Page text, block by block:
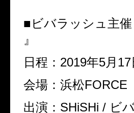
■ビバラッシュ主
』
日程：2019年5月
会場：浜松FORCE
出演：SHiSHi / ビ